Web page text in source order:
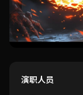
演职人员